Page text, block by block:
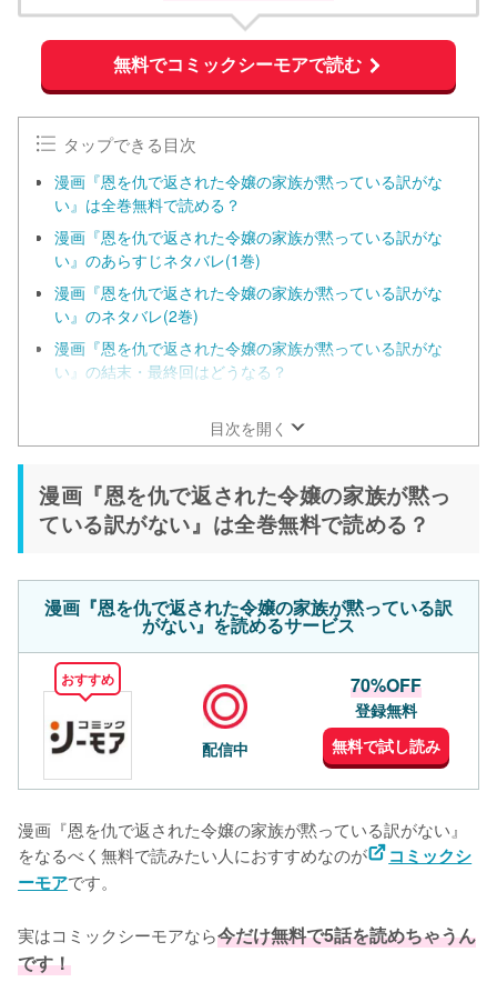
無料でコミックシーモアで読む
タップできる目次
漫画『恩を仇で返された令嬢の家族が黙っている訳がな
い』は全巻無料で読める？
漫画『恩を仇で返された令嬢の家族が黙っている訳がな
い』のあらすじネタバレ(1巻)
漫画『恩を仇で返された令嬢の家族が黙っている訳がな
い』のネタバレ(2巻)
漫画『恩を仇で返された令嬢の家族が黙っている訳がな
い』の結末・最終回はどうなる？
い』は小説家になろうが原作？
目次を開く
漫画『恩を仇で返された令嬢の家族が黙っ
ている訳がない』は全巻無料で読める？
漫画『恩を仇で返された令嬢の家族が黙っている訳
がない』を読めるサービス
おすすめ
配信中
70%OFF
登録無料
無料で試し読み
漫画『恩を仇で返された令嬢の家族が黙っている訳がない』
をなるべく無料で読みたい人におすすめなのが
コミックシ
ーモアです。
実はコミックシーモアなら今だけ無料で5話を読めちゃうん
です！